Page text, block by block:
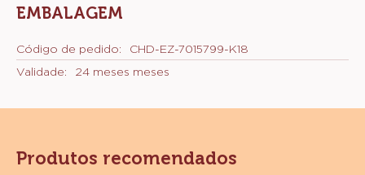
EMBALAGEM
Código de pedido:
CHD-EZ-7015799-K18
Validade:
24 meses meses
Produtos recomendados